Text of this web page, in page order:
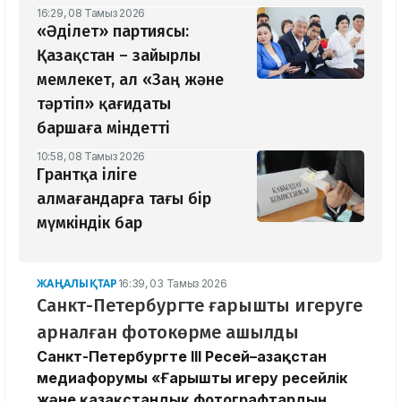
16:29, 08 Тамыз 2026
«Әділет» партиясы:
Қазақстан – зайырлы
мемлекет, ал «Заң және
тәртіп» қағидаты
баршаға міндетті
10:58, 08 Тамыз 2026
Грантқа іліге
алмағандарға тағы бір
мүмкіндік бар
ЖАҢАЛЫҚТАР 16:39, 03 Тамыз 2026
Санкт-Петербургте ғарышты игеруге
арналған фотокөрме ашылды
Санкт-Петербургте III Ресей–Қазақстан
медиафорумы «Ғарышты игеру ресейлік